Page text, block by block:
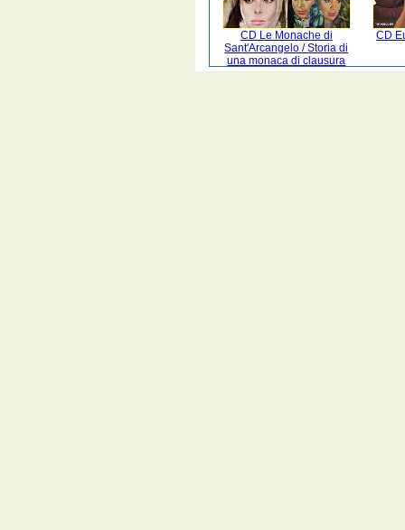
CD Le Monache di
Sant'Arcangelo / Storia di
una monaca di clausura
CD